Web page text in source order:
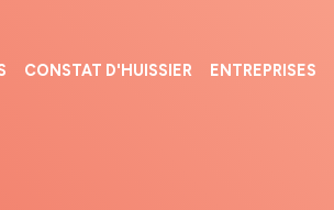
CONSTAT D'HUISSIER ENTREPRISES